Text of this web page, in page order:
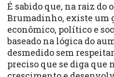
É sabido que, na raiz do
Brumadinho, existe um
econômico, político e
baseado na lógica do
desmedido sem
preciso que se diga que